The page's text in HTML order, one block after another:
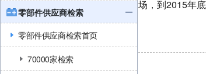
零部件供应商检索
零部件供应商检索首页
70000家检索
场，到2015年